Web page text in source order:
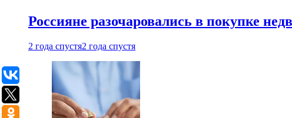
Россияне разочаровались в покупке
2 года спустя2 года спустя